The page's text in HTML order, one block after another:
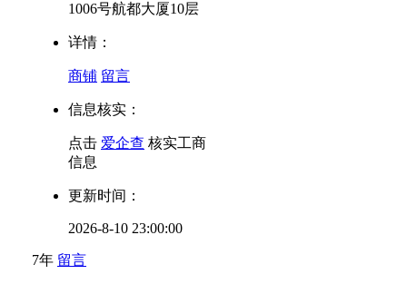
1006号航都大厦10层
详情：
商铺 留言
信息核实：
点击 爱企查 核实工商
信息
更新时间：
2026-8-10 23:00:00
7年 留言